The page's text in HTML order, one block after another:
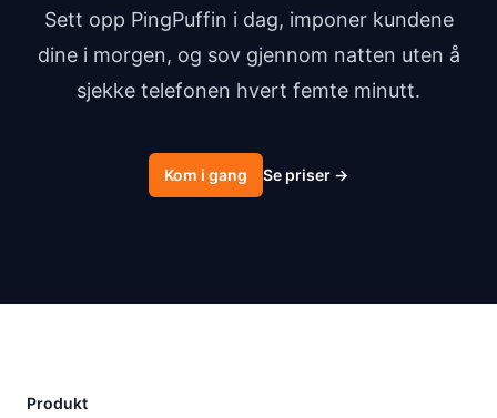
Sett opp PingPuffin i dag, imponer kundene
dine i morgen, og sov gjennom natten uten å
sjekke telefonen hvert femte minutt.
Kom i gang Se priser →
Produkt